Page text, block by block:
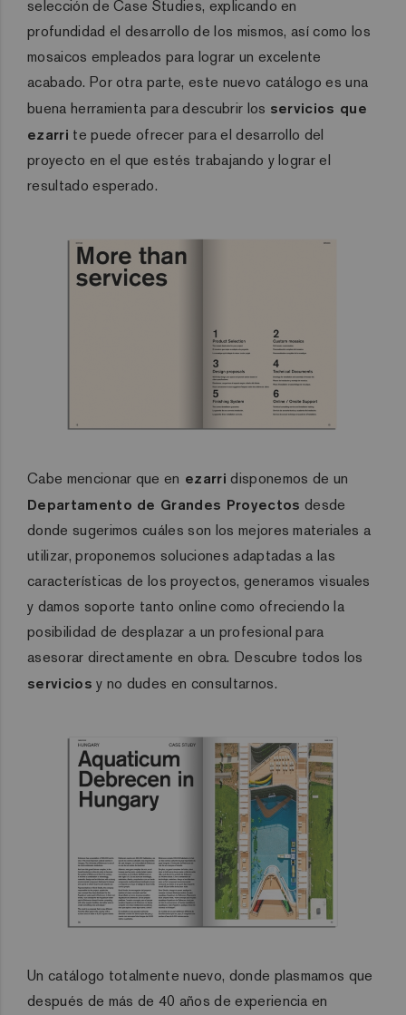
selección de Case Studies, explicando en
profundidad el desarrollo de los mismos, así como los
mosaicos empleados para lograr un excelente
acabado. Por otra parte, este nuevo catálogo es una
buena herramienta para descubrir los servicios que
ezarri te puede ofrecer para el desarrollo del
proyecto en el que estés trabajando y lograr el
resultado esperado.
Cabe mencionar que en ezarri disponemos de un
Departamento de Grandes Proyectos desde
donde sugerimos cuáles son los mejores materiales a
utilizar, proponemos soluciones adaptadas a las
características de los proyectos, generamos visuales
y damos soporte tanto online como ofreciendo la
posibilidad de desplazar a un profesional para
asesorar directamente en obra. Descubre todos los
servicios y no dudes en consultarnos.
Un catálogo totalmente nuevo, donde plasmamos que
después de más de 40 años de experiencia en